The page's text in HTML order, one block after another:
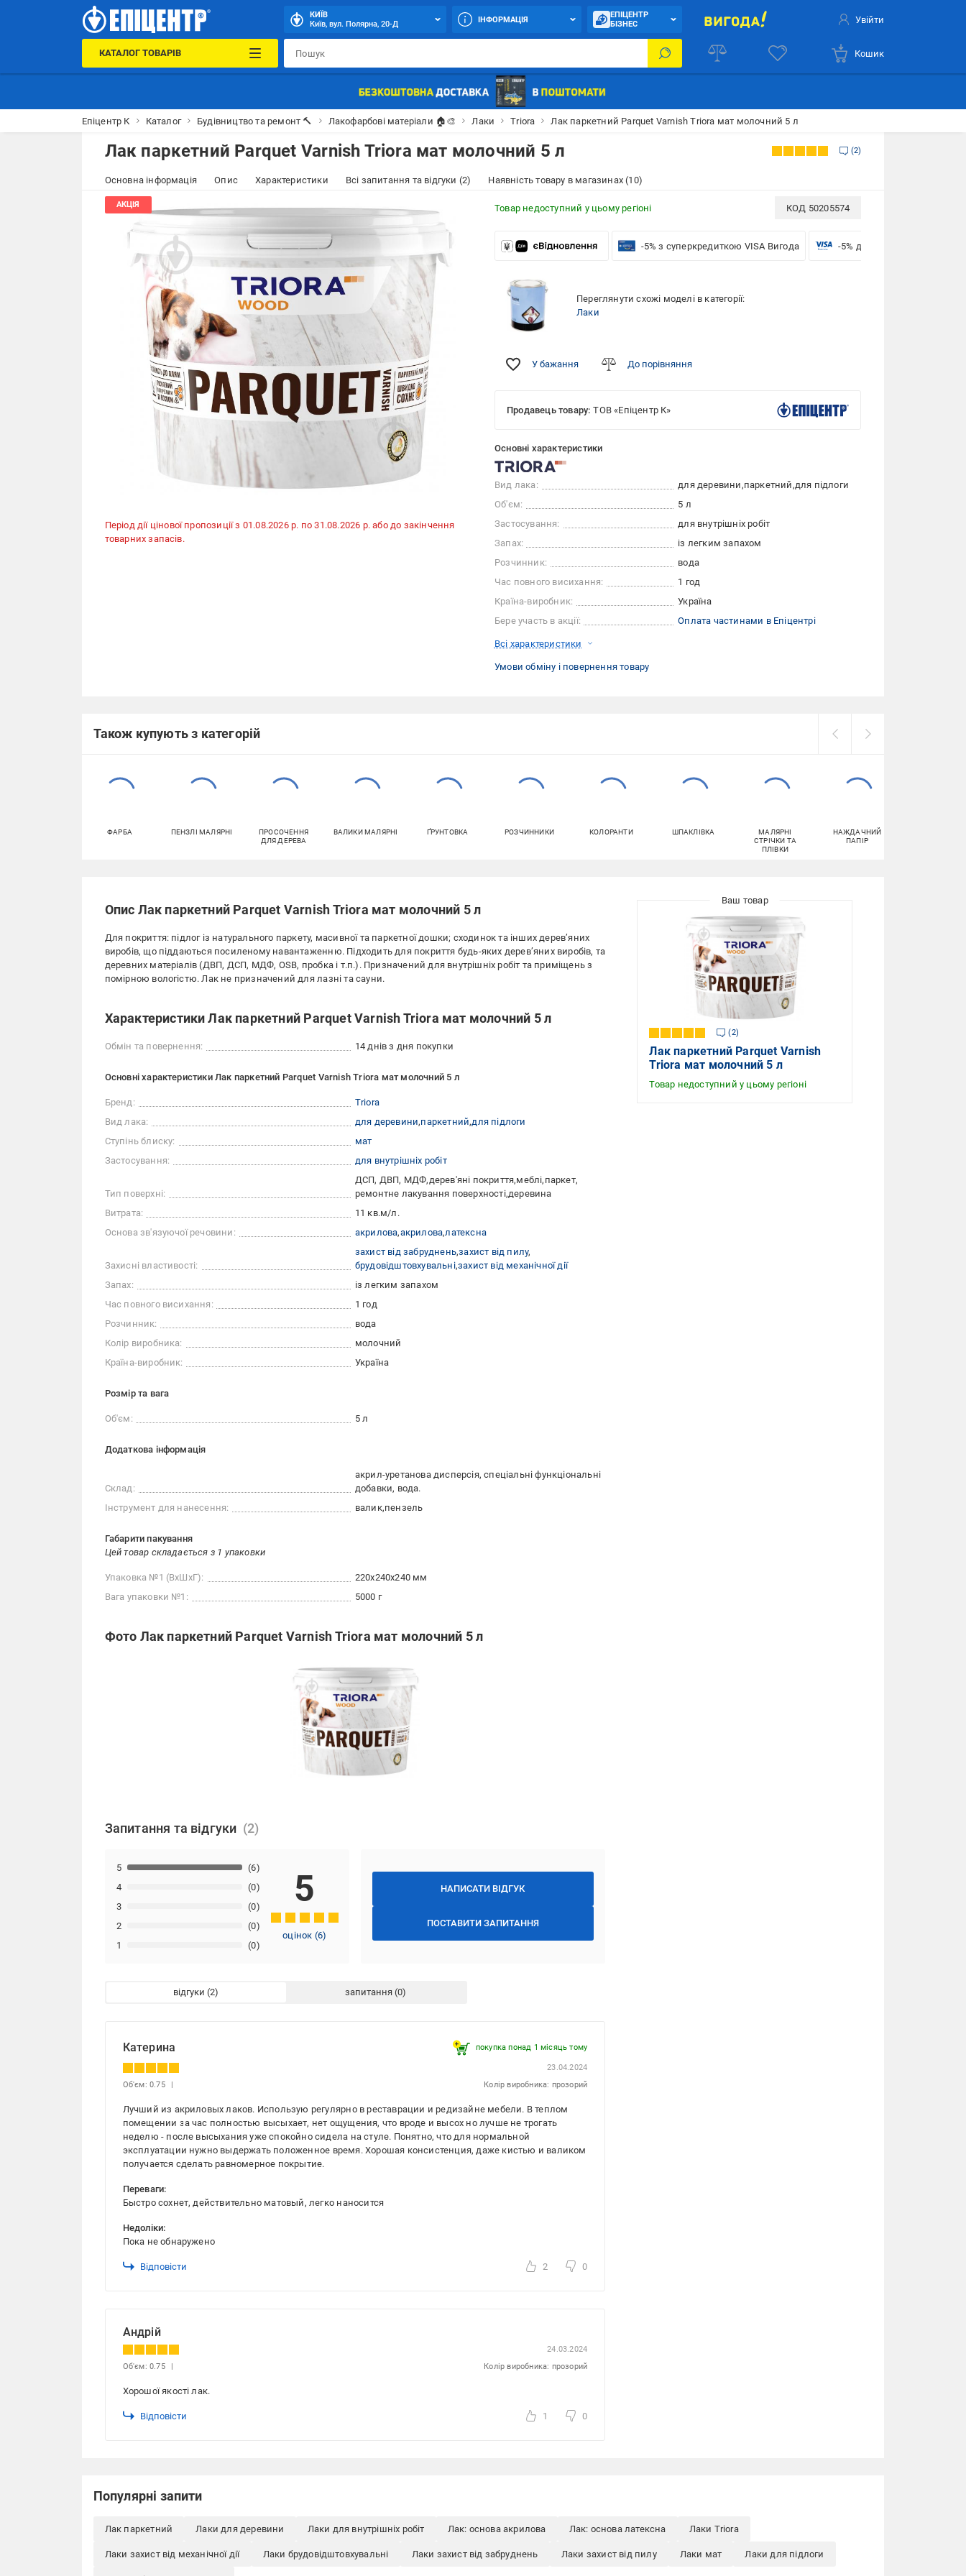
КИЇВ
Київ, вул. Полярна, 20-Д
ІНФОРМАЦІЯ
ЕПІЦЕНТР
БІЗНЕС
Увійти
КАТАЛОГ ТОВАРІВ Кошик
Епіцентр К Каталог Будівництво та ремонт 🔨 Лакофарбові матеріали 🏠🎨 Лаки Triora Лак паркетний Parquet Varnish Triora мат молочний 5 л
Лак паркетний Parquet Varnish Triora мат молочний 5 л 2
Основна інформація Опис Характеристики Всі запитання та відгуки (2) Наявність товару в магазинах (10)
Період дії цінової пропозиції з 01.08.2026 р. по 31.08.2026 р. або до закінчення
товарних запасів.
Товар недоступний у цьому регіоні КОД 50205574
-5% з суперкредиткою VISA Вигода -5% для бізнесу з VISA
Переглянути схожі моделі в категорії:
Лаки
У бажання До порівняння
Продавець товару: ТОВ «Епіцентр К»
Основні характеристики
Вид лака: для деревини паркетний для підлоги
Об'єм:
5 л
Застосування:
для внутрішніх робіт
Запах:
із легким запахом
Розчинник:
вода
Час повного висихання:
1 год
Країна-виробник:
Україна
Бере участь в акції:
Оплата частинами в Епіцентрі
Всі характеристики
Умови обміну і повернення товару
Також купують з категорій
ФАРБА ПЕНЗЛІ МАЛЯРНІ
ПРОСОЧЕННЯ
ДЛЯ ДЕРЕВА
ВАЛИКИ МАЛЯРНІ ҐРУНТОВКА РОЗЧИННИКИ КОЛОРАНТИ ШПАКЛІВКА
МАЛЯРНІ
СТРІЧКИ ТА
ПЛІВКИ
НАЖДАЧНИЙ
ПАПІР
Опис Лак паркетний Parquet Varnish Triora мат молочний 5 л
Для покриття: підлог із натурального паркету, масивної та паркетної дошки; сходинок та інших дерев’яних
виробів, що піддаються посиленому навантаженню. Підходить для покриття будь-яких дерев’яних виробів, та
деревних матеріалів (ДВП, ДСП, МДФ, OSB, пробка і т.п.). Призначений для внутрішніх робіт та приміщень з
помірною вологістю. Лак не призначений для лазні та сауни.
Характеристики Лак паркетний Parquet Varnish Triora мат молочний 5 л
Обмін та повернення: 14 днів з дня покупки
Основні характеристики Лак паркетний Parquet Varnish Triora мат молочний 5 л
Бренд:
Triora
Вид лака:
для деревини паркетний для підлоги
Ступінь блиску:
мат
Застосування:
для внутрішніх робіт
Тип поверхні:
ДСП, ДВП, МДФ дерев'яні покриття меблі паркет
ремонтне лакування поверхності деревина
Витрата:
11 кв.м/л.
Основа зв'язуючої речовини:
акрилова акрилова латексна
Захисні властивості:
захист від забруднень захист від пилу
брудовідштовхувальні захист від механічної дії
Запах:
із легким запахом
Час повного висихання:
1 год
Розчинник:
вода
Колір виробника:
молочний
Країна-виробник:
Україна
Розмір та вага
Об'єм: 5 л
Додаткова інформація
Склад:
акрил-уретанова дисперсія, спеціальні функціональні
добавки, вода.
Інструмент для нанесення:
валик пензель
Габарити пакування
Цей товар складається з 1 упаковки
Упаковка №1 (ВхШхГ):
220x240x240 мм
Вага упаковки №1:
5000 г
Фото Лак паркетний Parquet Varnish Triora мат молочний 5 л
Запитання та відгуки
НАПИСАТИ ВІДГУК
ПОСТАВИТИ ЗАПИТАННЯ
1 (0)
2 (0)
3 (0)
4 (0)
5 (6)
5
оцінок (6)
відгуки запитання
Катерина покупка понад 1 місяць тому
23.04.2024
Об'єм: 0.75
Колір виробника: прозорий
Лучший из акриловых лаков. Использую регулярно в реставрации и редизайне мебели. В теплом
помещении за час полностью высыхает, нет ощущения, что вроде и высох но лучше не трогать
неделю - после высыхания уже спокойно сидела на стуле. Понятно, что для нормальной
эксплуатации нужно выдержать положенное время. Хорошая консистенция, даже кистью и валиком
получается сделать равномерное покрытие.
Переваги:
Быстро сохнет, действительно матовый, легко наносится
Недоліки:
Пока не обнаружено
Відповісти 2 0
Андрій
24.03.2024
Об'єм: 0.75
Колір виробника: прозорий
Хорошої якості лак.
Відповісти 1 0
2
Лак паркетний Parquet Varnish
Triora мат молочний 5 л
Товар недоступний у цьому регіоні
Популярні запити
Лак паркетний Лаки для деревини Лаки для внутрішніх робіт Лак: основа акрилова Лак: основа латексна Лаки Triora
Лаки захист від механічної дії Лаки брудовідштовхувальні Лаки захист від забруднень Лаки захист від пилу Лаки мат Лаки для підлоги